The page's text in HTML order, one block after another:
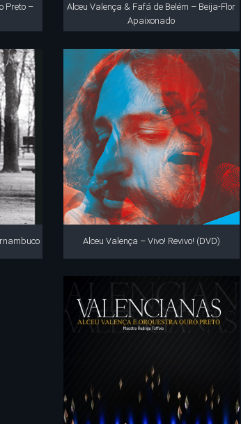
Preto –
Alceu Valença & Fafá de Belém – Beija-Flor
Apaixonado
Alceu Valença – Vivo! Revivo! (DVD)